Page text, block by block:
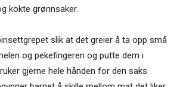
kokte grønnsaker.
slik at det greier å ta opp små
og pekefingeren og putte dem i
gjerne hele hånden for den saks